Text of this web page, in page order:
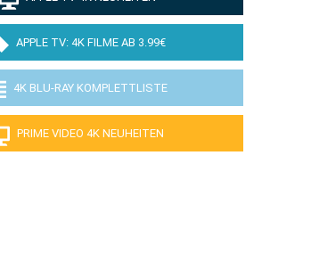
APPLE TV: 4K FILME AB 3.99€
4K BLU-RAY KOMPLETTLISTE
PRIME VIDEO 4K NEUHEITEN